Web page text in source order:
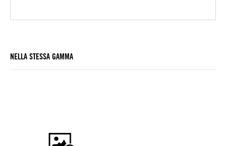
NELLA STESSA GAMMA